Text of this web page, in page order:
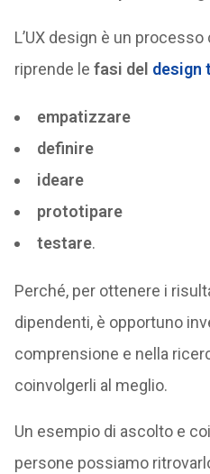
L’UX design è un
riprende le fasi del design
empatizzare
definire
ideare
prototipare
testare.
Perché, per ottenere i
dipendenti, è opportuno
comprensione e nella
coinvolgerli al meglio.
Un esempio di ascolto e
persone possiamo